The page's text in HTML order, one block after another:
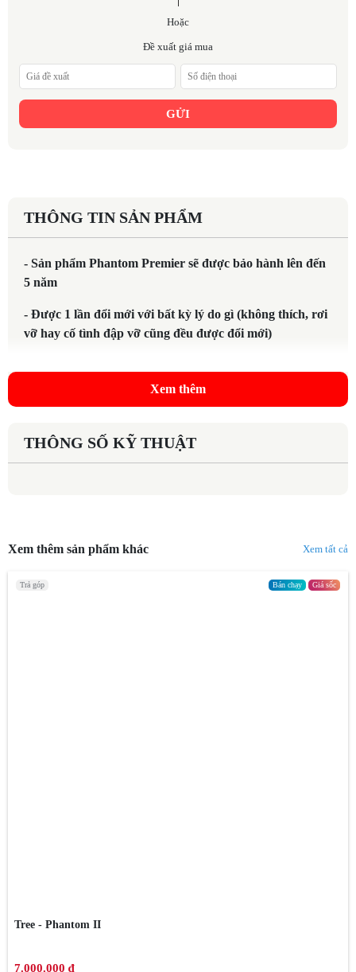
Hoặc
Đề xuất giá mua
GỬI
THÔNG TIN SẢN PHẨM
- Sản phẩm Phantom Premier sẽ được bảo hành lên đến
5 năm
- Được 1 lần đổi mới với bất kỳ lý do gì (không thích, rơi
vỡ hay cố tình đập vỡ cũng đều được đổi mới)
Xem thêm
THÔNG SỐ KỸ THUẬT
Xem thêm sản phẩm khác Xem tất cả
Bán chạy Giá sốc
Trả góp
Tree - Phantom II
7.000.000 ₫